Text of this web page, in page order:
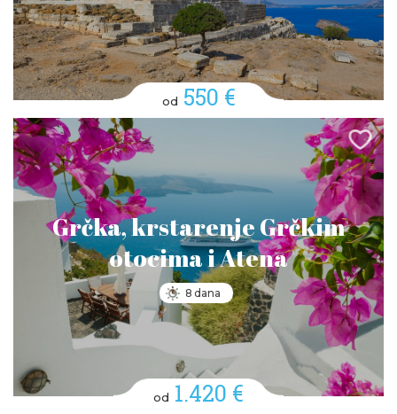
od 550 €
Grčka, krstarenje Grčkim
otocima i Atena
8 dana
od 1.420 €